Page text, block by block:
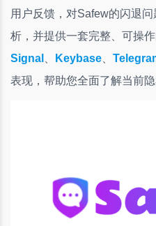
用户反馈，对Safew的闪退
析，并提供一套完整、可操
Signal
Keybase
表现，帮助您全面了解当前